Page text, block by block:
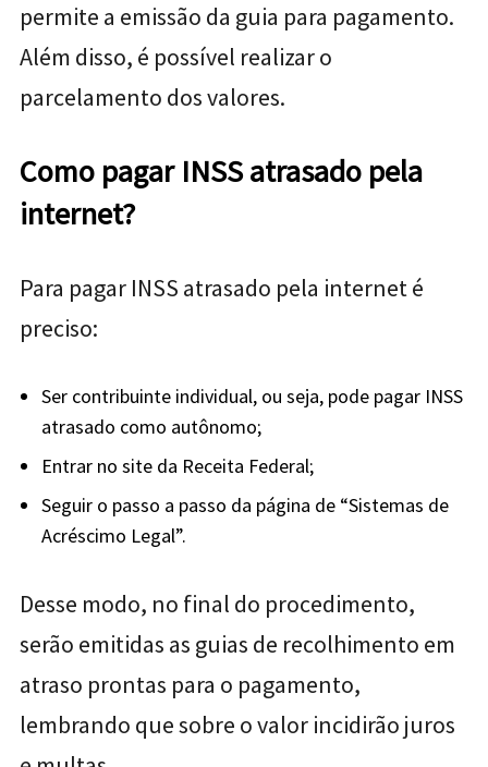
permite a emissão da guia para pagamento.
Além disso, é possível realizar o
parcelamento dos valores.
Como pagar INSS atrasado pela
internet?
Para pagar INSS atrasado pela internet é
preciso:
Ser contribuinte individual, ou seja, pode pagar INSS
atrasado como autônomo;
Entrar no site da Receita Federal;
Seguir o passo a passo da página de “Sistemas de
Acréscimo Legal”.
Desse modo, no final do procedimento,
serão emitidas as guias de recolhimento em
atraso prontas para o pagamento,
lembrando que sobre o valor incidirão juros